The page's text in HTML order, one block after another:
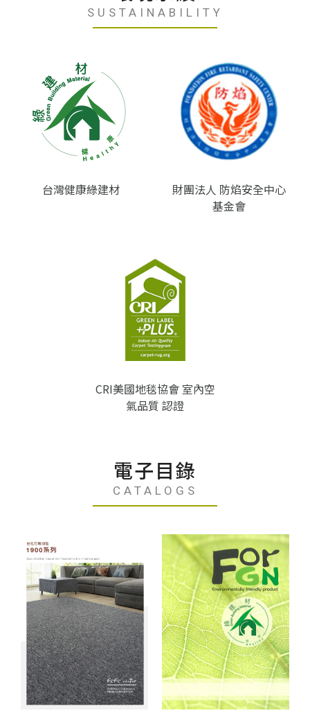
SUSTAINABILITY
台灣健康綠建材
財團法人 防焰安全中心
基金會
CRI美國地毯協會 室內空
氣品質 認證
電子目錄
CATALOGS